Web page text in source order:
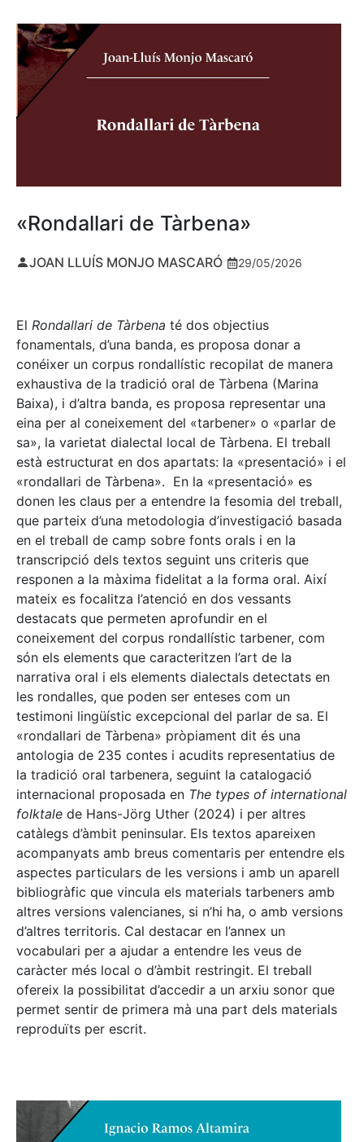
«Rondallari de Tàrbena»
JOAN LLUÍS MONJO MASCARÓ 29/05/2026
El Rondallari de Tàrbena té dos objectius
fonamentals, d’una banda, es proposa donar a
conéixer un corpus rondallístic recopilat de manera
exhaustiva de la tradició oral de Tàrbena (Marina
Baixa), i d’altra banda, es proposa representar una
eina per al coneixement del «tarbener» o «parlar de
sa», la varietat dialectal local de Tàrbena. El treball
està estructurat en dos apartats: la «presentació» i el
«rondallari de Tàrbena». En la «presentació» es
donen les claus per a entendre la fesomia del treball,
que parteix d’una metodologia d’investigació basada
en el treball de camp sobre fonts orals i en la
transcripció dels textos seguint uns criteris que
responen a la màxima fidelitat a la forma oral. Així
mateix es focalitza l’atenció en dos vessants
destacats que permeten aprofundir en el
coneixement del corpus rondallístic tarbener, com
són els elements que caracteritzen l’art de la
narrativa oral i els elements dialectals detectats en
les rondalles, que poden ser enteses com un
testimoni lingüístic excepcional del parlar de sa. El
«rondallari de Tàrbena» pròpiament dit és una
antologia de 235 contes i acudits representatius de
la tradició oral tarbenera, seguint la catalogació
internacional proposada en The types of international
folktale de Hans-Jörg Uther (2024) i per altres
catàlegs d’àmbit peninsular. Els textos apareixen
acompanyats amb breus comentaris per entendre els
aspectes particulars de les versions i amb un aparell
bibliogràfic que vincula els materials tarbeners amb
altres versions valencianes, si n’hi ha, o amb versions
d’altres territoris. Cal destacar en l’annex un
vocabulari per a ajudar a entendre les veus de
caràcter més local o d’àmbit restringit. El treball
ofereix la possibilitat d’accedir a un arxiu sonor que
permet sentir de primera mà una part dels materials
reproduïts per escrit.